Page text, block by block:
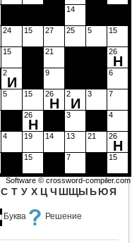
Буква Решение
14
24 15 27 25 5 15
15 21 26
Н
2
И
9 6
5 15 26
Н
2
И
3 7
26
Н
3 4
4 19 14 13 21 26
Н
15 7 15
С Т У Х Ц Ч ШЩЫ ЬЮЯ
Software © crossword-compiler.com